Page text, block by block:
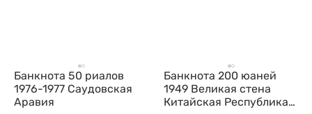
Банкнота 50 риалов
1976-1977 Саудовская
Аравия
Банкнота 200 юаней
1949 Великая стена
Китайская Республика